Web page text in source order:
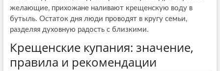
желающие, прихожане наливают крещенскую воду в
бутыль. Остаток дня люди проводят в кругу семьи,
разделяя духовную радость с близкими.
Крещенские купания: значение,
правила и рекомендации